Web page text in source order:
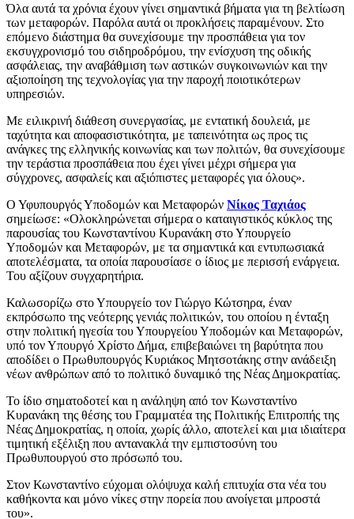
Όλα αυτά τα χρόνια έχουν γίνει σημαντικά βήματα για τη βελτίωση
των μεταφορών. Παρόλα αυτά οι προκλήσεις παραμένουν. Στο
επόμενο διάστημα θα συνεχίσουμε την προσπάθεια για τον
εκσυγχρονισμό του σιδηροδρόμου, την ενίσχυση της οδικής
ασφάλειας, την αναβάθμιση των αστικών συγκοινωνιών και την
αξιοποίηση της τεχνολογίας για την παροχή ποιοτικότερων
υπηρεσιών.
Με ειλικρινή διάθεση συνεργασίας, με εντατική δουλειά, με
ταχύτητα και αποφασιστικότητα, με ταπεινότητα ως προς τις
ανάγκες της ελληνικής κοινωνίας και των πολιτών, θα συνεχίσουμε
την τεράστια προσπάθεια που έχει γίνει μέχρι σήμερα για
σύγχρονες, ασφαλείς και αξιόπιστες μεταφορές για όλους».
Ο Υφυπουργός Υποδομών και Μεταφορών Νίκος Ταχιάος
σημείωσε: «Ολοκληρώνεται σήμερα ο καταιγιστικός κύκλος της
παρουσίας του Κωνσταντίνου Κυρανάκη στο Υπουργείο
Υποδομών και Μεταφορών, με τα σημαντικά και εντυπωσιακά
αποτελέσματα, τα οποία παρουσίασε ο ίδιος με περισσή ενάργεια.
Του αξίζουν συγχαρητήρια.
Καλωσορίζω στο Υπουργείο τον Γιώργο Κώτσηρα, έναν
εκπρόσωπο της νεότερης γενιάς πολιτικών, του οποίου η ένταξη
στην πολιτική ηγεσία του Υπουργείου Υποδομών και Μεταφορών,
υπό τον Υπουργό Χρίστο Δήμα, επιβεβαιώνει τη βαρύτητα που
αποδίδει ο Πρωθυπουργός Κυριάκος Μητσοτάκης στην ανάδειξη
νέων ανθρώπων από το πολιτικό δυναμικό της Νέας Δημοκρατίας.
Το ίδιο σηματοδοτεί και η ανάληψη από τον Κωνσταντίνο
Κυρανάκη της θέσης του Γραμματέα της Πολιτικής Επιτροπής της
Νέας Δημοκρατίας, η οποία, χωρίς άλλο, αποτελεί και μια ιδιαίτερα
τιμητική εξέλιξη που αντανακλά την εμπιστοσύνη του
Πρωθυπουργού στο πρόσωπό του.
Στον Κωνσταντίνο εύχομαι ολόψυχα καλή επιτυχία στα νέα του
καθήκοντα και μόνο νίκες στην πορεία που ανοίγεται μπροστά
του».